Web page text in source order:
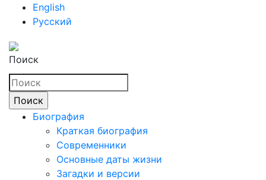
English
Русский
Поиск
Биография
Краткая биография
Современники
Основные даты жизни
Загадки и версии